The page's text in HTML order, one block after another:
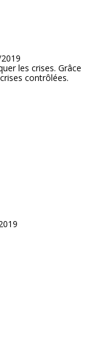
les crises. Grâce
contrôlées.